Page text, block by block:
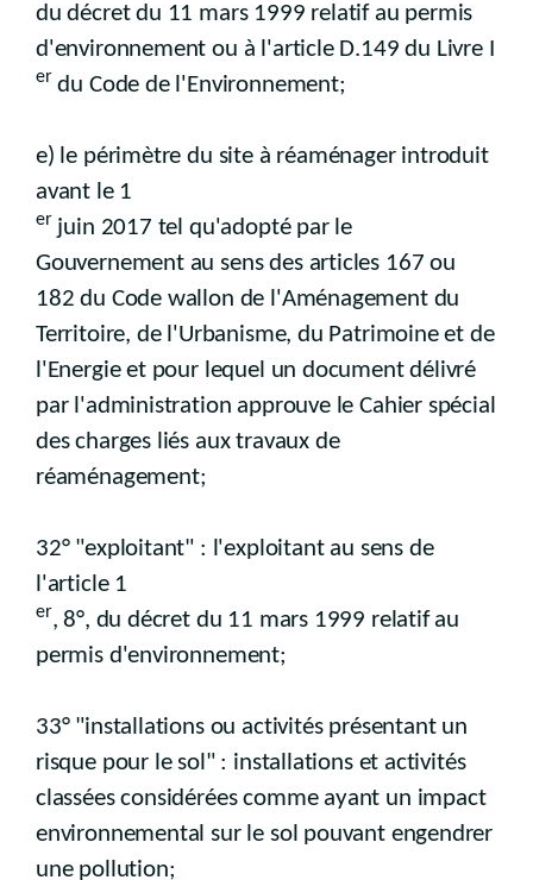
du décret du 11 mars 1999 relatif au permis
d'environnement ou à l'article D.149 du Livre I
er du Code de l'Environnement;
e) le périmètre du site à réaménager introduit
avant le 1
er juin 2017 tel qu'adopté par le
Gouvernement au sens des articles 167 ou
182 du Code wallon de l'Aménagement du
Territoire, de l'Urbanisme, du Patrimoine et de
l'Energie et pour lequel un document délivré
par l'administration approuve le Cahier spécial
des charges liés aux travaux de
réaménagement;
32° "exploitant" : l'exploitant au sens de
l'article 1
er, 8°, du décret du 11 mars 1999 relatif au
permis d'environnement;
33° "installations ou activités présentant un
risque pour le sol" : installations et activités
classées considérées comme ayant un impact
environnemental sur le sol pouvant engendrer
une pollution;